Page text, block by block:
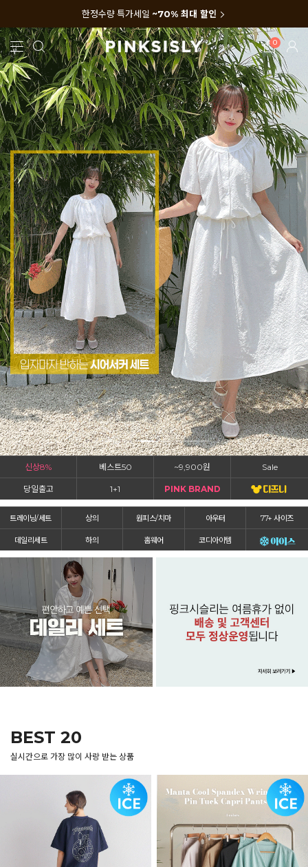
한정수량 특가세일 ~70% 최대 할인
0
신상8% 베스트50 ~9,900원 Sale
당일출고 1+1 PINK BRAND
트레이닝/세트 상의 원피스/치마 아우터 77+ 사이즈
데일리세트 하의 홈웨어 코디아이템
BEST 20
실시간으로 가장 많이 사랑 받는 상품